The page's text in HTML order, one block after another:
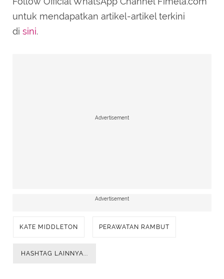
untuk mendapatkan artikel-artikel terkini
di sini.
Advertisement
Advertisement
KATE MIDDLETON PERAWATAN RAMBUT
HASHTAG LAINNYA...